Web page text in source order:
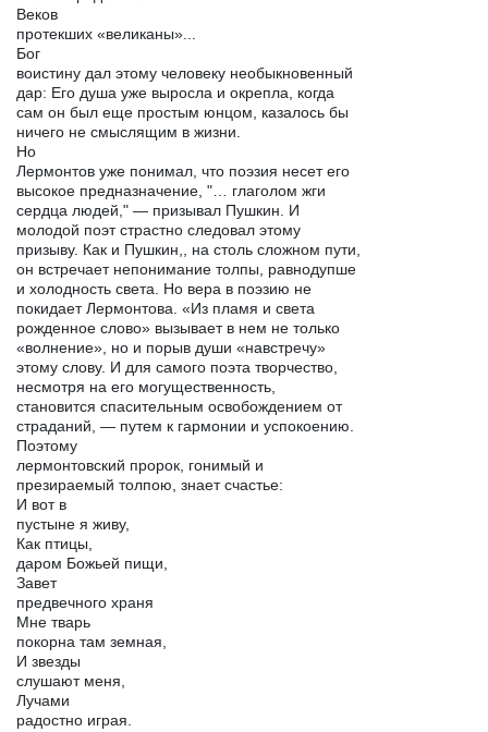
Веков
протекших «великаны»...
Бог
воистину дал этому человеку необыкновенный
дар: Его душа уже выросла и окрепла, когда
сам он был еще простым юнцом, казалось бы
ничего не смыслящим в жизни.
Но
Лермонтов уже понимал, что поэзия несет его
высокое предназначение, "… глаголом жги
сердца людей," — призывал Пушкин. И
молодой поэт страстно следовал этому
призыву. Как и Пушкин,, на столь сложном пути,
он встречает непонимание толпы, равнодупше
и холодность света. Но вера в поэзию не
покидает Лермонтова. «Из пламя и света
рожденное слово» вызывает в нем не только
«волнение», но и порыв души «навстречу»
этому слову. И для самого поэта творчество,
несмотря на его могущественность,
становится спасительным освобождением от
страданий, — путем к гармонии и успокоению.
Поэтому
лермонтовский пророк, гонимый и
презираемый толпою, знает счастье:
И вот в
пустыне я живу,
Как птицы,
даром Божьей пищи,
Завет
предвечного храня
Мне тварь
покорна там земная,
И звезды
слушают меня,
Лучами
радостно играя.